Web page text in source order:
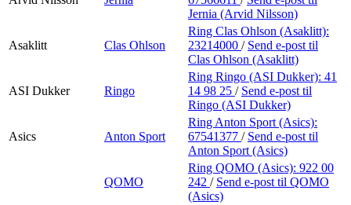
Jernia (Arvid Nilsson)
Asaklitt Clas Ohlson
Ring Clas Ohlson (Asaklitt):
23214000 / Send e-post til
Clas Ohlson (Asaklitt)
ASI Dukker Ringo
Ring Ringo (ASI Dukker): 41
14 98 25 / Send e-post til
Ringo (ASI Dukker)
Asics Anton Sport
Ring Anton Sport (Asics):
67541377 / Send e-post til
Anton Sport (Asics)
QOMO
Ring QOMO (Asics): 922 00
242 / Send e-post til QOMO
(Asics)